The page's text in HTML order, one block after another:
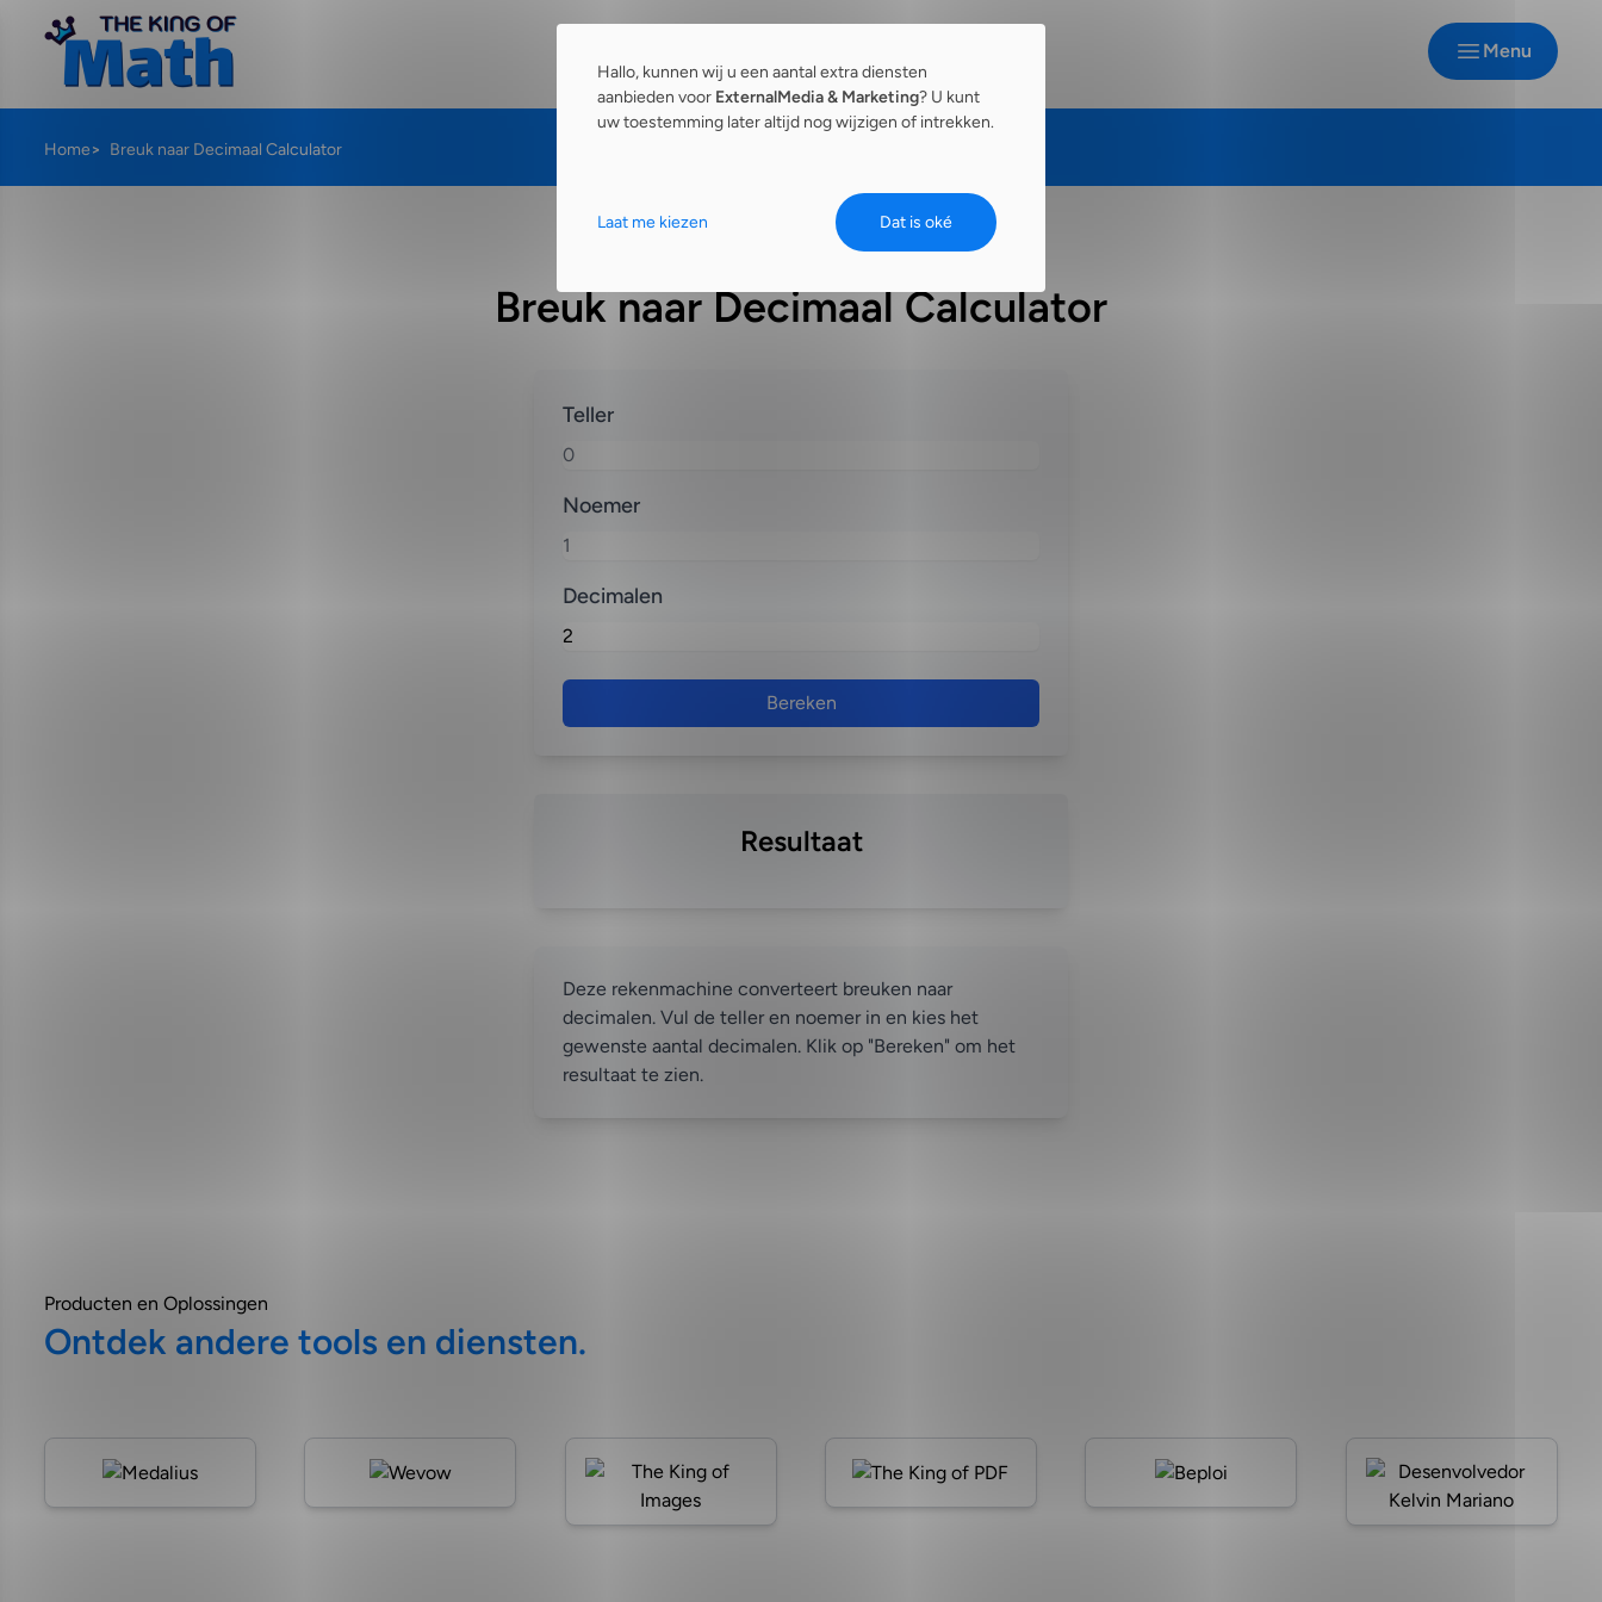
Menu
Home Breuk naar Decimaal Calculator
Breuk naar Decimaal Calculator
Teller
Noemer
Decimalen
Bereken
Resultaat
Deze rekenmachine converteert breuken naar
decimalen. Vul de teller en noemer in en kies het
gewenste aantal decimalen. Klik op "Bereken" om het
resultaat te zien.
Producten en Oplossingen
Ontdek andere tools en diensten.
Hallo, kunnen wij u een aantal extra diensten
aanbieden voor ExternalMedia & Marketing? U kunt
uw toestemming later altijd nog wijzigen of intrekken.
Laat me kiezen Dat is oké